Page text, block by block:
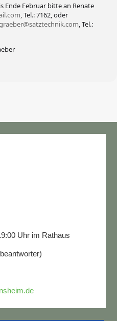
Ende Februar bitte an Renate
, Tel.: 7162, oder
, Tel.:
Uhr im Rathaus